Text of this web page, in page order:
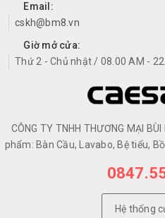
Email:
cskh@bm8.vn
Giờ mở cửa:
Thứ 2 - Chủ nhật / 08.00 AM -
CÔNG TY TNHH THƯƠNG MẠI
phẩm: Bàn Cầu, Lavabo, Bệ tiểu,
Hệ thống